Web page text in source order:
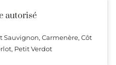
autorisé
Sauvignon, Carmenère, Côt
Petit Verdot